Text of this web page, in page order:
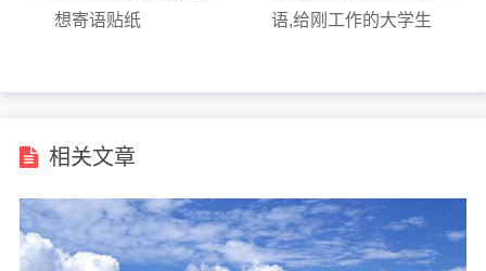
想寄语贴纸
语,给刚工作的大学生
相关文章